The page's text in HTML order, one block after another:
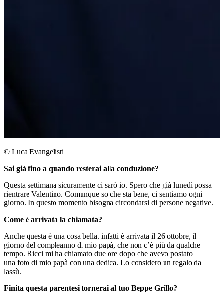
© Luca Evangelisti
Sai già fino a quando resterai alla conduzione?
Questa settimana sicuramente ci sarò io. Spero che già lunedì possa
rientrare Valentino. Comunque so che sta bene, ci sentiamo ogni
giorno. In questo momento bisogna circondarsi di persone negative.
Come è arrivata la chiamata?
Anche questa è una cosa bella. infatti è arrivata il 26 ottobre, il
giorno del compleanno di mio papà, che non c’è più da qualche
tempo. Ricci mi ha chiamato due ore dopo che avevo postato
una foto di mio papà con una dedica. Lo considero un regalo da
lassù.
Finita questa parentesi tornerai al tuo Beppe Grillo?